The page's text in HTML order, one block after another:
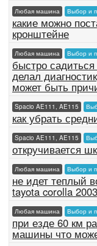
Любая машина Выбор и
какие можно
кронштейне
Любая машина Выбор и
быстро
делал
может быть
Spacio AE111, AE115
как убрать
Spacio AE111, AE115
откручивается
Любая машина Выбор и
не идет теплый
tayota corolla
Любая машина Выбор и
при езде 60 км
машины что